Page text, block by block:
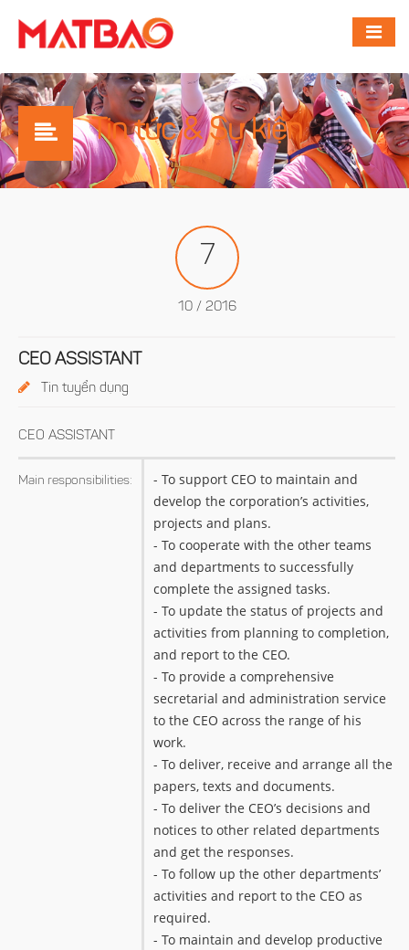
Tin tức & Sự kiện
7
10 / 2016
CEO ASSISTANT
Tin tuyển dụng
CEO ASSISTANT
Main responsibilities:
- To support CEO to maintain and
develop the corporation’s activities,
projects and plans.
- To cooperate with the other teams
and departments to successfully
complete the assigned tasks.
- To update the status of projects and
activities from planning to completion,
and report to the CEO.
- To provide a comprehensive
secretarial and administration service
to the CEO across the range of his
work.
- To deliver, receive and arrange all the
papers, texts and documents.
- To deliver the CEO’s decisions and
notices to other related departments
and get the responses.
- To follow up the other departments’
activities and report to the CEO as
required.
- To maintain and develop productive